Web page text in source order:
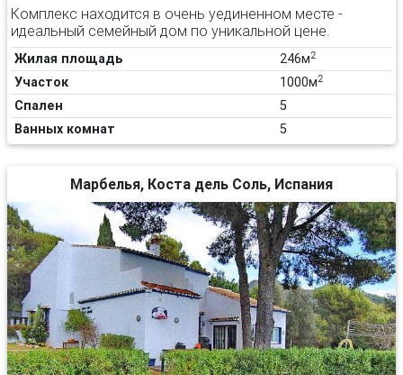
Комплекс находится в очень уединенном месте -
идеальный семейный дом по уникальной цене.
Жилая площадь 246м2
Участок 1000м2
Спален
5
Ванных комнат
5
Марбелья, Коста дель Соль, Испания